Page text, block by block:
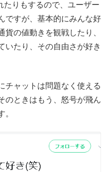
りもするので、ユーザー
ですが、基本的にみんな好
貨の値動きを観戦したり、
いたり、その自由さが好き
チャットは問題なく使える
のときはもう、怒号が飛ん
。